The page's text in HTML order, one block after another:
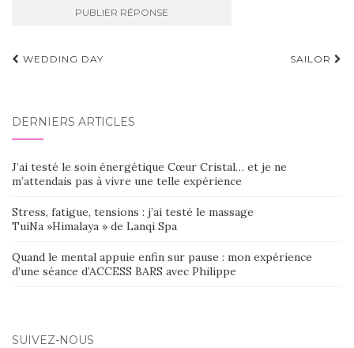
Navigation
WEDDING DAY SAILOR
DERNIERS ARTICLES
J’ai testé le soin énergétique Cœur Cristal… et je ne
m’attendais pas à vivre une telle expérience
Stress, fatigue, tensions : j’ai testé le massage
TuiNa »Himalaya » de Lanqi Spa
Quand le mental appuie enfin sur pause : mon expérience
d’une séance d’ACCESS BARS avec Philippe
SUIVEZ-NOUS